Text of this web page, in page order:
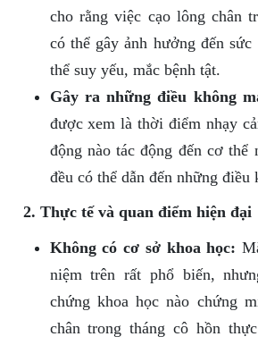
cho rằng việc cạo lông chân
có thể gây ảnh hưởng đến
thể suy yếu, mắc bệnh tật.
Gây ra những điều không
được xem là thời điểm nhạy
động nào tác động đến cơ thể
đều có thể dẫn đến những điều
2. Thực tế và quan điểm hiện đại
Không có cơ sở khoa học:
niệm trên rất phổ biến,
chứng khoa học nào chứng
chân trong tháng cô hồn